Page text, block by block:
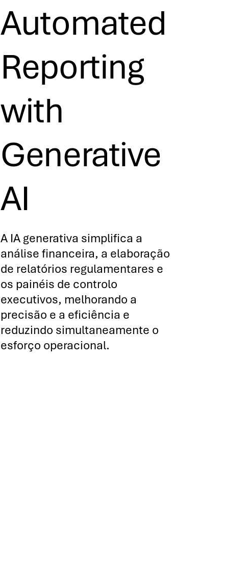
Automated
Reporting
with
Generative
AI
A IA generativa simplifica a
análise financeira, a elaboração
de relatórios regulamentares e
os painéis de controlo
executivos, melhorando a
precisão e a eficiência e
reduzindo simultaneamente o
esforço operacional.